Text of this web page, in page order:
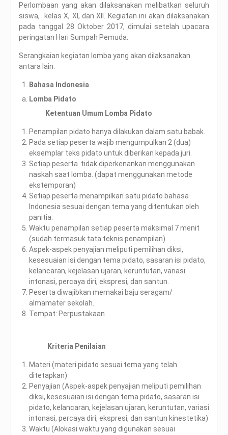
Perlombaan yang akan dilaksanakan melibatkan seluruh
siswa, kelas X, XI, dan XII. Kegiatan ini akan dilaksanakan
pada tanggal 28 Oktober 2017, dimulai setelah upacara
peringatan Hari Sumpah Pemuda.
Serangkaian kegiatan lomba yang akan dilaksanakan
antara lain:
Bahasa Indonesia
Lomba Pidato
Ketentuan Umum Lomba Pidato
Penampilan pidato hanya dilakukan dalam satu babak.
Pada setiap peserta wajib mengumpulkan 2 (dua)
eksemplar teks pidato untuk diberikan kepada juri.
Setiap peserta tidak diperkenankan menggunakan
naskah saat lomba. (dapat menggunakan metode
ekstemporan)
Setiap peserta menampilkan satu pidato bahasa
Indonesia sesuai dengan tema yang ditentukan oleh
panitia.
Waktu penampilan setiap peserta maksimal 7 menit
(sudah termasuk tata teknis penampilan).
Aspek-aspek penyajian meliputi pemilihan diksi,
kesesuaian isi dengan tema pidato, sasaran isi pidato,
kelancaran, kejelasan ujaran, keruntutan, variasi
intonasi, percaya diri, ekspresi, dan santun.
Peserta diwajibkan memakai baju seragam/
almamater sekolah.
Tempat: Perpustakaan
Kriteria Penilaian
Materi (materi pidato sesuai tema yang telah
ditetapkan)
Penyajian (Aspek-aspek penyajian meliputi pemilihan
diksi, kesesuaian isi dengan tema pidato, sasaran isi
pidato, kelancaran, kejelasan ujaran, keruntutan, variasi
intonasi, percaya diri, ekspresi, dan santun kinestetika)
Waktu (Alokasi waktu yang digunakan sesuai